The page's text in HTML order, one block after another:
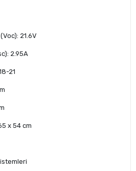
21.6V
2.95A
21
x 54 cm